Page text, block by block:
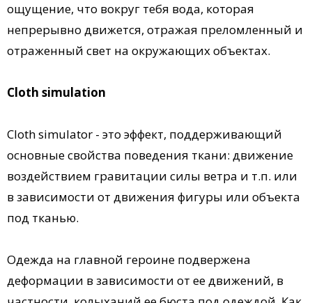
ощущение, что вокруг тебя вода, которая
непрерывно движется, отражая преломленный и
отраженный свет на окружающих объектах.
Cloth simulation
Cloth simulator - это эффект, поддерживающий
основные свойства поведения ткани: движение
воздействием гравитации силы ветра и т.п. или
в зависимости от движения фигуры или объекта
под тканью.
Одежда на главной героине подвержена
деформации в зависимости от ее движений, в